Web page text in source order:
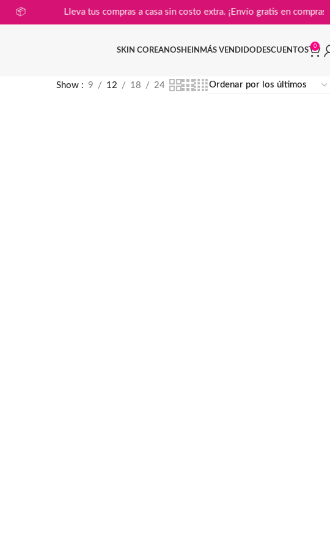
Lleva tus compras a casa sin costo extra. ¡Envío gratis en
SKIN COREANOSHEIN MÁS VENDIDO DESCUENTOS
0
Show 9 12 18 24